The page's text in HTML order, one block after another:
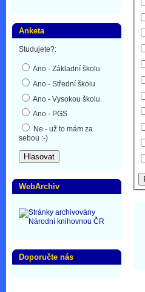
Anketa
Studujete?:
Ano - Základní školu
Ano - Střední školu
Ano - Vysokou školu
Ano - PGS
Ne - už to mám za
sebou :-)
WebArchiv
Doporučte nás